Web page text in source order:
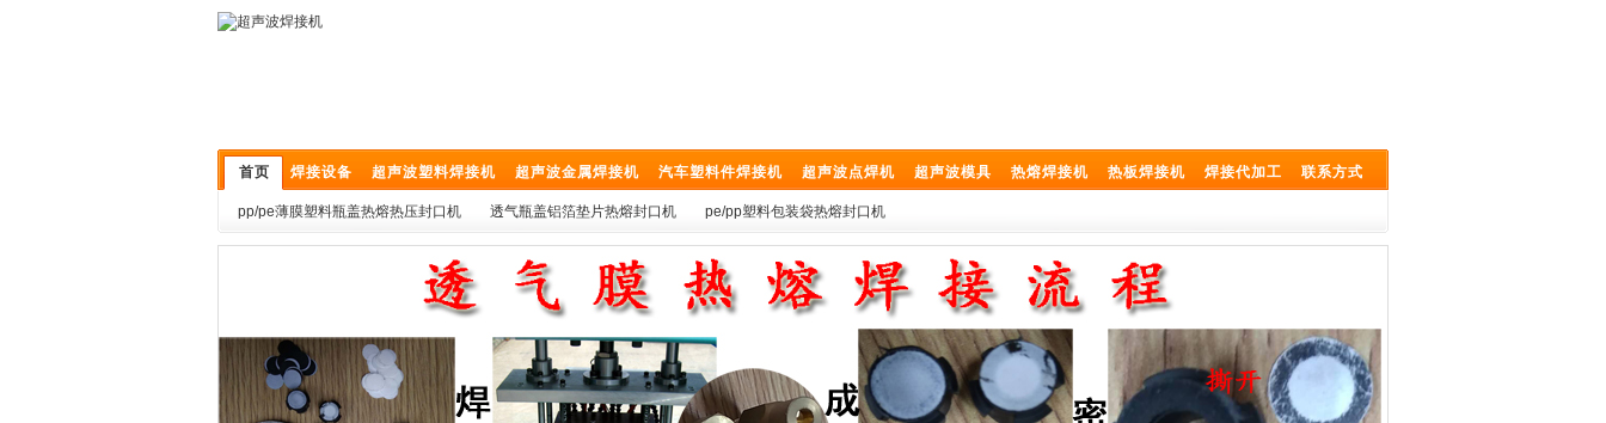
首页 焊接设备 超声波塑料焊接机 超声波金属焊接机 汽车塑料件焊接机 超声波点焊机 超声波模具 热熔焊接机 热板焊接机 焊接代加工 联系方式
pp/pe薄膜塑料瓶盖热熔热压封口机 透气瓶盖铝箔垫片热熔封口机 pe/pp塑料包装袋热熔封口机